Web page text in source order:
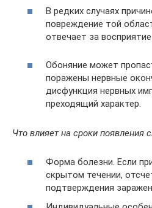
В редких случаях
повреждение той
отвечает за
Обоняние может
поражены нервные
дисфункция нервных
преходящий характер.
Что влияет на сроки появления
Форма болезни. Если
скрытом течении,
подтверждения